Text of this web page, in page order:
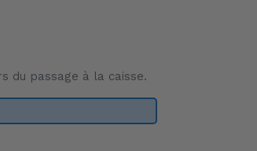
du passage à la caisse.